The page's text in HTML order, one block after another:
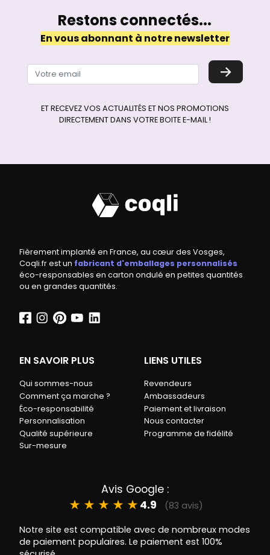
Restons connectés...
En vous abonnant à notre newsletter
→
ET RECEVEZ VOS ACTUALITÉS ET NOS PROMOTIONS
DIRECTEMENT DANS VOTRE BOITE E-MAIL !
Fièrement implanté en France, au cœur des Vosges,
Coqli.fr est un fabricant d'emballages personnalisés
éco-responsables en carton ondulé en petites quantités
ou en grandes quantités.
EN SAVOIR PLUS
Qui sommes-nous
Comment ça marche ?
Éco-responsabilité
Personnalisation
Qualité supérieure
Sur-mesure
LIENS UTILES
Revendeurs
Ambassadeurs
Paiement et livraison
Nous contacter
Programme de fidélité
Avis Google :
★ ★ ★ ★ ★ 4.9
(83 avis)
Notre site est compatible avec de nombreux modes
de paiement populaires. Le paiement est 100%